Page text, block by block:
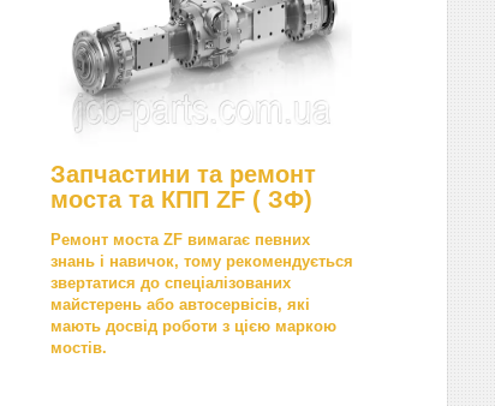
Запчастини та ремонт
моста та КПП ZF ( ЗФ)
Ремонт моста ZF вимагає певних
знань і навичок, тому рекомендується
звертатися до спеціалізованих
майстерень або автосервісів, які
мають досвід роботи з цією маркою
мостів.